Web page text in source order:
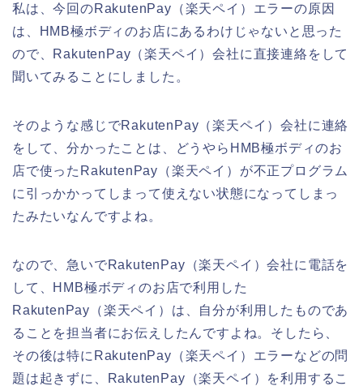
私は、今回のRakutenPay（楽天ペイ）エラーの原因
は、HMB極ボディのお店にあるわけじゃないと思った
ので、RakutenPay（楽天ペイ）会社に直接連絡をして
聞いてみることにしました。
そのような感じでRakutenPay（楽天ペイ）会社に連絡
をして、分かったことは、どうやらHMB極ボディのお
店で使ったRakutenPay（楽天ペイ）が不正プログラム
に引っかかってしまって使えない状態になってしまっ
たみたいなんですよね。
なので、急いでRakutenPay（楽天ペイ）会社に電話を
して、HMB極ボディのお店で利用した
RakutenPay（楽天ペイ）は、自分が利用したものであ
ることを担当者にお伝えしたんですよね。そしたら、
その後は特にRakutenPay（楽天ペイ）エラーなどの問
題は起きずに、RakutenPay（楽天ペイ）を利用するこ